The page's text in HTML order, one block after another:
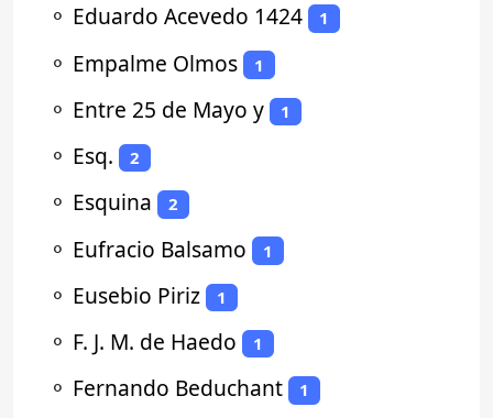
⚬ Eduardo Acevedo 1424 1
⚬ Empalme Olmos 1
⚬ Entre 25 de Mayo y 1
⚬ Esq. 2
⚬ Esquina 2
⚬ Eufracio Balsamo 1
⚬ Eusebio Piriz 1
⚬ F. J. M. de Haedo 1
⚬ Fernando Beduchant 1